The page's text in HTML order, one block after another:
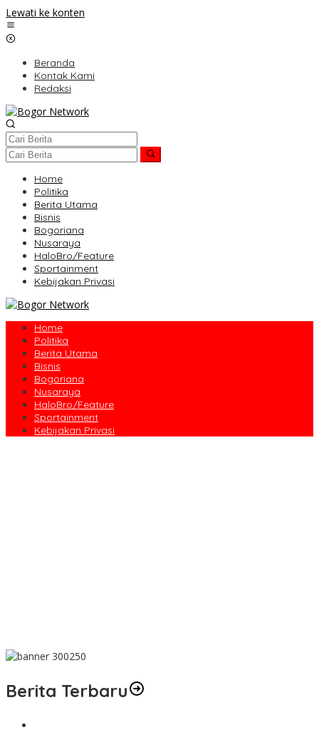
Lewati ke konten
Beranda
Kontak Kami
Redaksi
Home
Politika
Berita Utama
Bisnis
Bogoriana
Nusaraya
HaloBro/Feature
Sportainment
Kebijakan Privasi
Home
Politika
Berita Utama
Bisnis
Bogoriana
Nusaraya
HaloBro/Feature
Sportainment
Kebijakan Privasi
Berita Terbaru